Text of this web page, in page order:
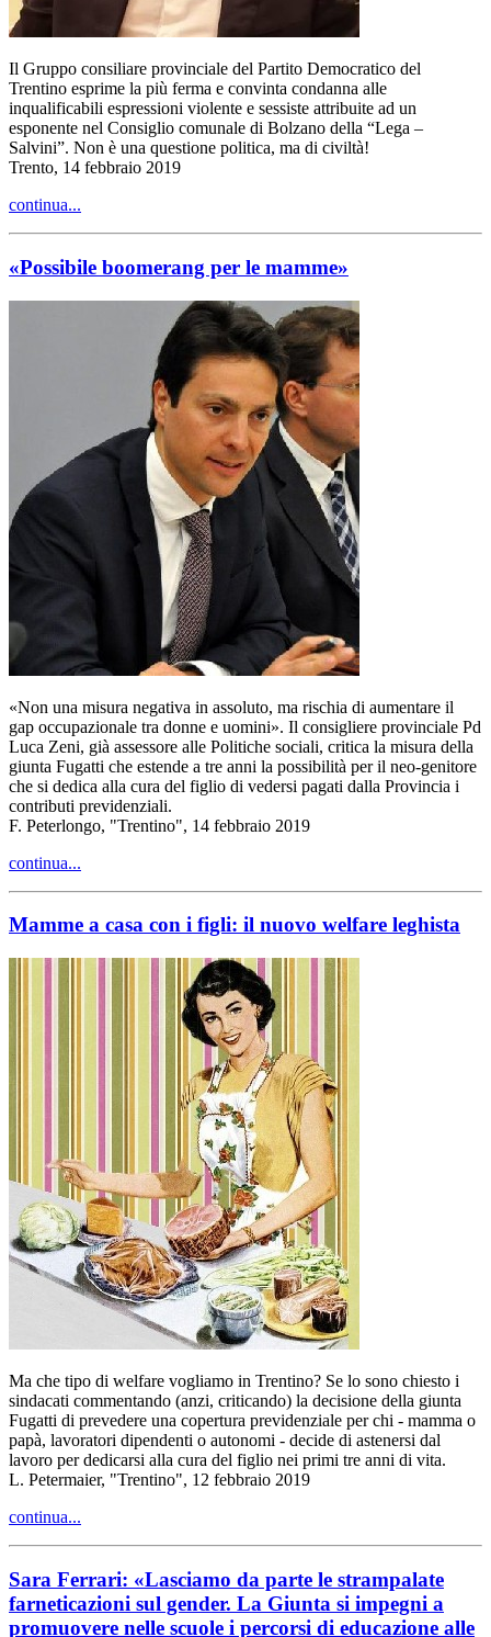
Il Gruppo consiliare provinciale del Partito Democratico del
Trentino esprime la più ferma e convinta condanna alle
inqualificabili espressioni violente e sessiste attribuite ad un
esponente nel Consiglio comunale di Bolzano della “Lega –
Salvini”. Non è una questione politica, ma di civiltà!
Trento, 14 febbraio 2019
continua...
«Possibile boomerang per le mamme»
«Non una misura negativa in assoluto, ma rischia di aumentare il
gap occupazionale tra donne e uomini». Il consigliere provinciale Pd
Luca Zeni, già assessore alle Politiche sociali, critica la misura della
giunta Fugatti che estende a tre anni la possibilità per il neo-genitore
che si dedica alla cura del figlio di vedersi pagati dalla Provincia i
contributi previdenziali.
F. Peterlongo, "Trentino", 14 febbraio 2019
continua...
Mamme a casa con i figli: il nuovo welfare leghista
Ma che tipo di welfare vogliamo in Trentino? Se lo sono chiesto i
sindacati commentando (anzi, criticando) la decisione della giunta
Fugatti di prevedere una copertura previdenziale per chi - mamma o
papà, lavoratori dipendenti o autonomi - decide di astenersi dal
lavoro per dedicarsi alla cura del figlio nei primi tre anni di vita.
L. Petermaier, "Trentino", 12 febbraio 2019
continua...
Sara Ferrari: «Lasciamo da parte le strampalate
farneticazioni sul gender. La Giunta si impegni a
promuovere nelle scuole i percorsi di educazione alle